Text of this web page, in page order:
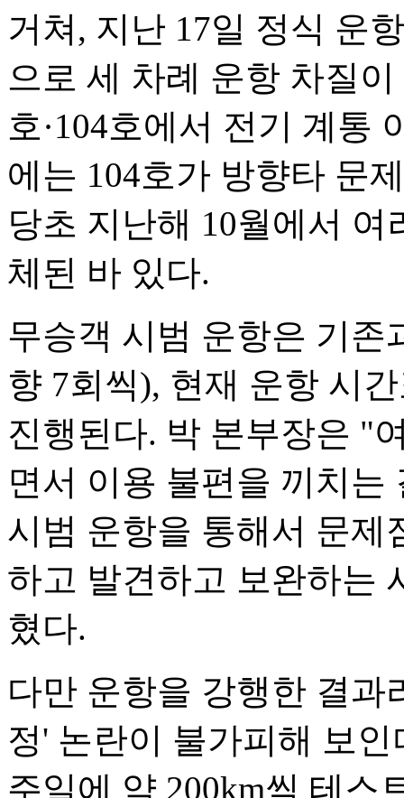
거쳐, 지난 17일 정식 운
으로 세 차례 운항 차질
호·104호에서 전기 계통
에는 104호가 방향타 문
당초 지난해 10월에서
체된 바 있다.
무승객 시범 운항은 기존
향 7회씩), 현재 운항 시
진행된다. 박 본부장은 "
면서 이용 불편을 끼치
시범 운항을 통해서 문제
하고 발견하고 보완하는
혔다.
다만 운항을 강행한 결과
정' 논란이 불가피해 보
주일에 약 200km씩 테스